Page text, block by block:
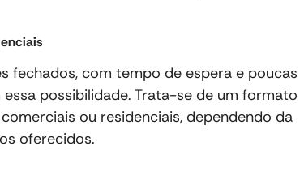
fechados, com tempo de espera e poucas
possibilidade. Trata-se de um formato
ou residenciais, dependendo da
oferecidos.